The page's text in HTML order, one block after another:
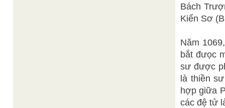
Bách
Kiến Sơ
Năm
bắt đưọc
sư được
là thiền
hợp giữa
các đệ tử